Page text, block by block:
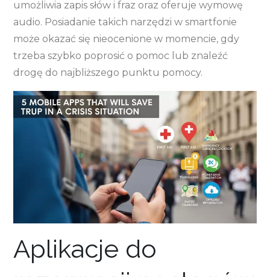
umożliwia zapis słów i fraz oraz oferuje wymowę
audio. Posiadanie takich narzędzi w smartfonie
może okazać się nieocenione w momencie, gdy
trzeba szybko poprosić o pomoc lub znaleźć
drogę do najbliższego punktu pomocy.
Aplikacje do